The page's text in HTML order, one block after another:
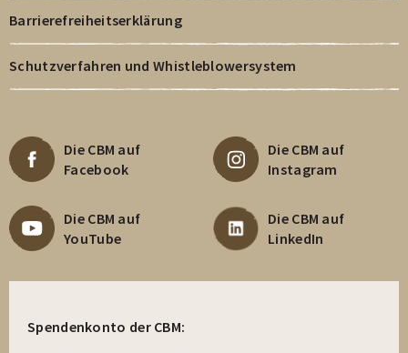
Barrierefreiheitserklärung
Schutzverfahren und Whistleblowersystem
Die CBM auf
Facebook
Die CBM auf
Instagram
Die CBM auf
YouTube
Die CBM auf
LinkedIn
Spendenkonto der CBM: